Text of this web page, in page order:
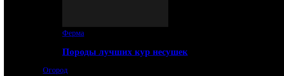
Ферма
Породы лучших кур несушек
Огород